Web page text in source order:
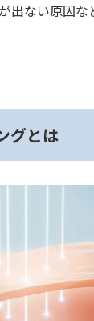
出ない原因
グとは